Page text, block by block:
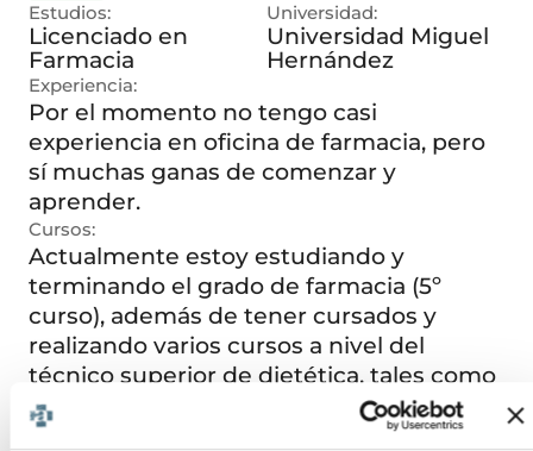
Estudios:
Licenciado en
Farmacia
Universidad:
Universidad Miguel
Hernández
Experiencia:
Por el momento no tengo casi
experiencia en oficina de farmacia, pero
sí muchas ganas de comenzar y
aprender.
Cursos:
Actualmente estoy estudiando y
terminando el grado de farmacia (5º
curso), además de tener cursados y
realizando varios cursos a nivel del
técnico superior de dietética, tales como
cursos de especialización en
suplementación y determinadas